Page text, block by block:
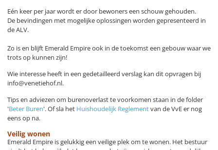
Eén keer per jaar wordt er door bewoners een schouw gehouden.
De bevindingen met mogelijke oplossingen worden gepresenteerd in
de ALV.
Zo is en blijft Emerald Empire ook in de toekomst een gebouw waar we
trots op kunnen zijn!
Wie interesse heeft in een gedetailleerd verslag kan dit opvragen bij
info@venetiehof.nl.
Tips en adviezen om burenoverlast te voorkomen staan in de folder
'Beter Buren'. Of sla het Huishoudelijk Reglementvan de VvE er nog
eens op na.
Veilig wonen
Emerald Empire is gelukkig een veilige plek om te wonen. Het bestuur